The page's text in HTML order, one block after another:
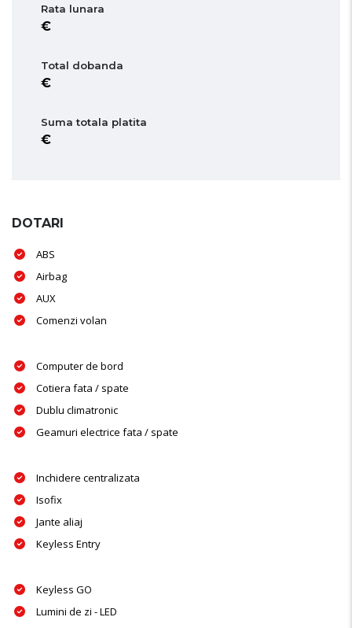
Rata lunara
Total dobanda
Suma totala platita
DOTARI
ABS
Airbag
AUX
Comenzi volan
Computer de bord
Cotiera fata / spate
Dublu climatronic
Geamuri electrice fata / spate
Inchidere centralizata
Isofix
Jante aliaj
Keyless Entry
Keyless GO
Lumini de zi - LED